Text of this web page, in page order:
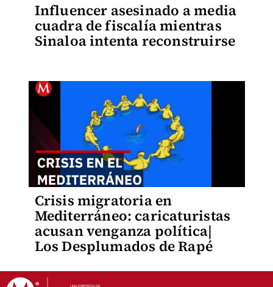
Influencer asesinado a media
cuadra de fiscalía mientras
Sinaloa intenta reconstruirse
Crisis migratoria en
Mediterráneo: caricaturistas
acusan venganza política|
Los Desplumados de Rapé